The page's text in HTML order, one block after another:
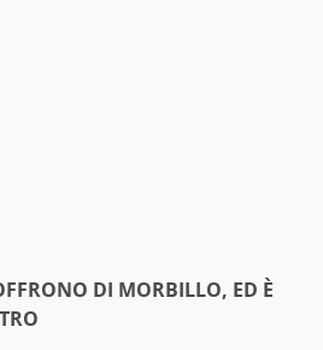
DI MORBILLO, ED È